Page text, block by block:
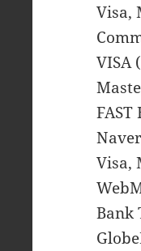
Visa,
VISA
FAST
Visa,
Bank